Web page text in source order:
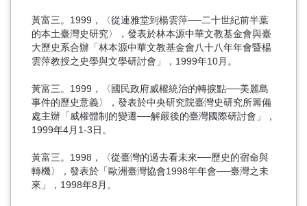
黃富三。1999，〈從連雅堂到楊雲萍──二十世紀前半葉
的本土臺灣史研究〉，發表於林本源中華文教基金會與臺
大歷史系合辦「林本源中華文教基金會八十八年年會暨楊
雲萍教授之史學與文學研討會」，1999年10月。
黃富三。1999，〈國民政府威權統治的轉捩點──美麗島
事件的歷史意義〉，發表於中央研究院臺灣史研究所籌備
處主辦「威權體制的變遷──解嚴後的臺灣國際研討會」，
1999年4月1-3日。
黃富三。1998，〈從臺灣的過去看未來──歷史的宿命與
轉機〉，發表於「歐洲臺灣協會1998年年會──臺灣之未
來」，1998年8月。